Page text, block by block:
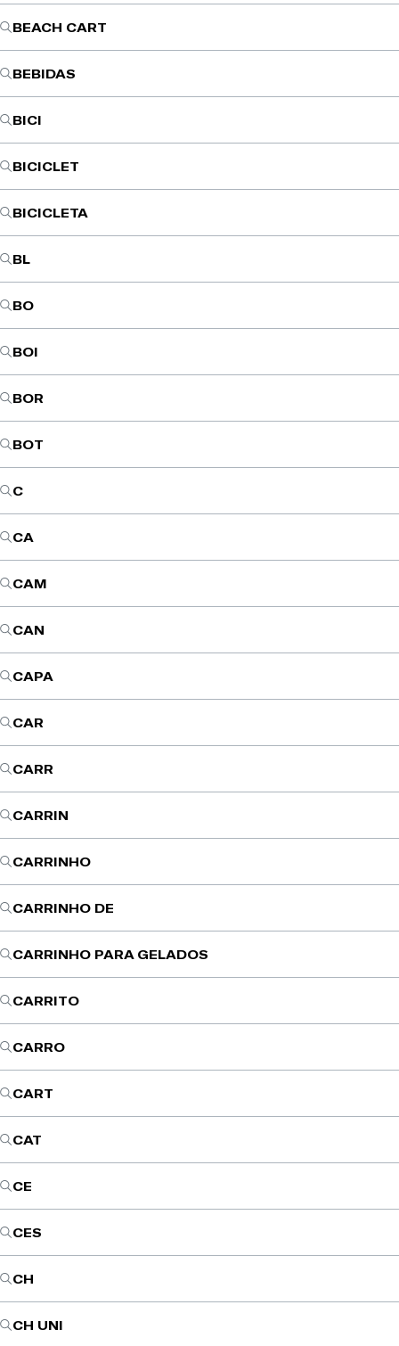
BEACH CART
BEBIDAS
BICI
BICICLET
BICICLETA
BL
BO
BOI
BOR
BOT
C
CA
CAM
CAN
CAPA
CAR
CARR
CARRIN
CARRINHO
CARRINHO DE
CARRINHO PARA GELADOS
CARRITO
CARRO
CART
CAT
CE
CES
CH
CH UNI